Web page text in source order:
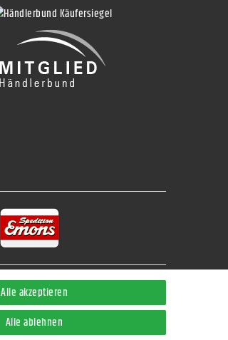
Alle akzeptieren
Alle ablehnen